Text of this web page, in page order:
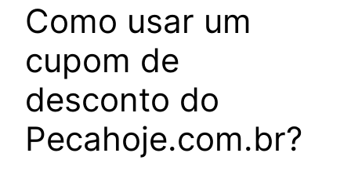
Como usar um
cupom de
desconto do
Pecahoje.com.br?